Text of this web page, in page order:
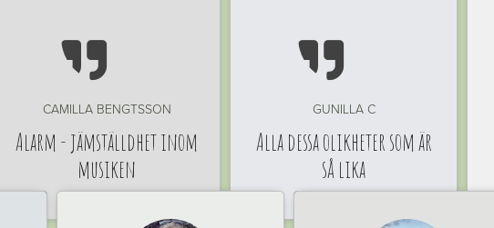

CAMILLA BENGTSSON
Alarm - jämställdhet inom
musiken

GUNILLA C
Alla dessa olikheter som är
så lika